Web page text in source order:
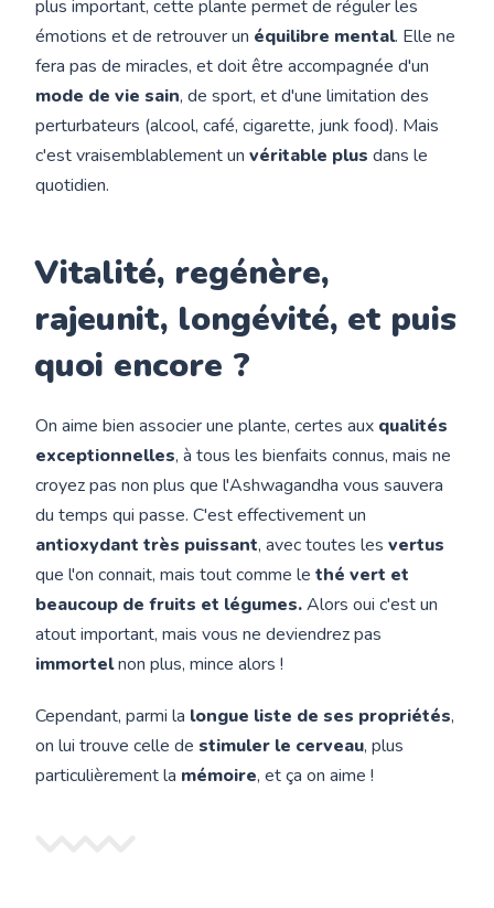
plus important, cette plante permet de réguler les
émotions et de retrouver un équilibre mental. Elle ne
fera pas de miracles, et doit être accompagnée d'un
mode de vie sain, de sport, et d'une limitation des
perturbateurs (alcool, café, cigarette, junk food). Mais
c'est vraisemblablement unvéritable plus dans le
quotidien.
Vitalité, regénère,
rajeunit, longévité, et puis
quoi encore ?
On aime bien associer une plante, certes aux qualités
exceptionnelles, à tous les bienfaits connus, mais ne
croyez pas non plus que l'Ashwagandha vous sauvera
du temps qui passe. C'est effectivement un
antioxydant très puissant, avec toutes lesvertus
que l'on connait, mais tout comme lethé vert et
beaucoup de fruits et légumes.Alors oui c'est un
atout important, mais vous ne deviendrez pas
immortelnon plus, mince alors !
Cependant, parmi la longue liste de ses propriétés,
on lui trouve celle de stimuler le cerveau, plus
particulièrement la mémoire, et ça on aime !